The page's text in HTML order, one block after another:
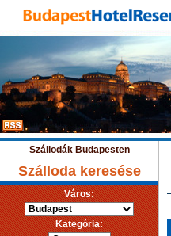
Szállodák Budapesten
Szálloda keresése
Város:
Kategória: